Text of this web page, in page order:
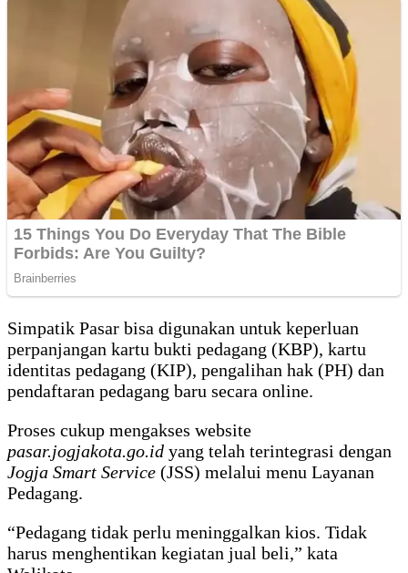
Simpatik Pasar bisa digunakan untuk keperluan
perpanjangan kartu bukti pedagang (KBP), kartu
identitas pedagang (KIP), pengalihan hak (PH) dan
pendaftaran pedagang baru secara online.
Proses cukup mengakses website
pasar.jogjakota.go.id yang telah terintegrasi dengan
Jogja Smart Service (JSS) melalui menu Layanan
Pedagang.
“Pedagang tidak perlu meninggalkan kios. Tidak
harus menghentikan kegiatan jual beli,” kata